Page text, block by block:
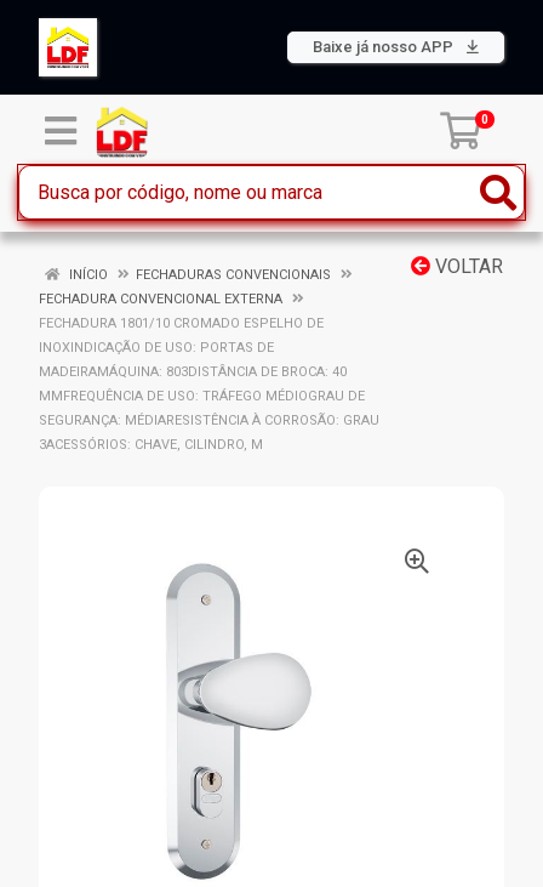
Baixe já nosso APP
0
VOLTAR
INÍCIO
FECHADURAS CONVENCIONAIS
FECHADURA CONVENCIONAL EXTERNA
FECHADURA 1801/10 CROMADO ESPELHO DE
INOXINDICAÇÃO DE USO: PORTAS DE
MADEIRAMÁQUINA: 803DISTÂNCIA DE BROCA: 40
MMFREQUÊNCIA DE USO: TRÁFEGO MÉDIOGRAU DE
SEGURANÇA: MÉDIARESISTÊNCIA À CORROSÃO: GRAU
3ACESSÓRIOS: CHAVE, CILINDRO, M